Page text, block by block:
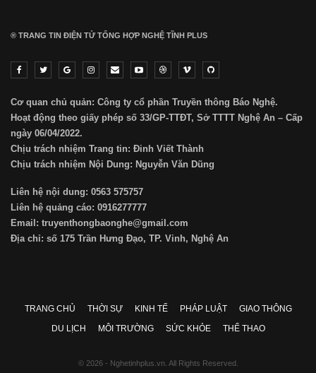
® TRANG TIN ĐIỆN TỬ ТỔNG HỢP NGHỆ TĨNH PLUS
Cơ quan chủ quản: Công ty cổ phần Truyền thông Báo Nghệ.
Hoạt động theo giấy phép số 33/GP-TTĐT, Sở TTTT Nghệ An – Cấp
ngày 06/04/2022.
Chịu trách nhiệm Trang tin: Đinh Viết Thành
Chịu trách nhiệm Nội Dung: Nguyễn Văn Dũng
Liên hệ nội dung: 0563 575757
Liên hệ quảng cáo: 0916277777
Email: truyenthongbaonghe@gmail.com
Địa chỉ: số 175 Trần Hưng Đạo, TP. Vinh, Nghệ An
TRANG CHỦ THỜI SỰ KINH TẾ PHÁP LUẬT
GIAO THÔNG
DU LỊCH
MÔI TRƯỜNG SỨC KHỎE THỂ THAO
© 2026 - Nghetinhplus.vn. All Rights Reserved.